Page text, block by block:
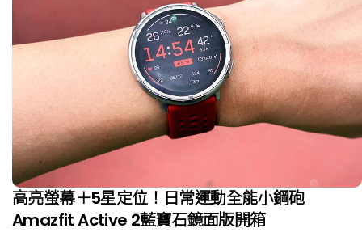
高亮螢幕＋5星定位！日常運動全能小鋼砲
Amazfit Active 2藍寶石鏡面版開箱